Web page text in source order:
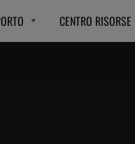
CENTRO RISORSE